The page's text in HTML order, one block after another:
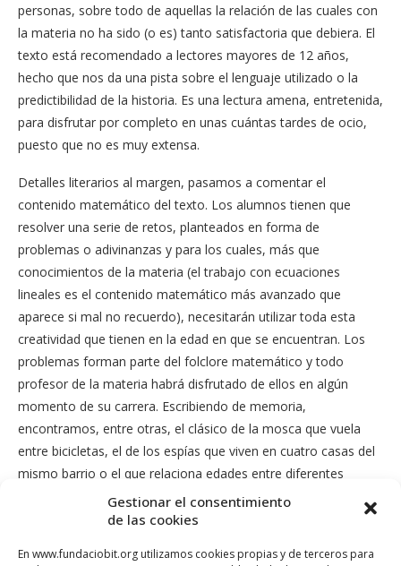
Gestionar el consentimiento
de las cookies
En www.fundaciobit.org utilizamos cookies propias y de terceros para
personas, sobre todo de aquellas la relación de las cuales con
la materia no ha sido (o es) tanto satisfactoria que debiera. El
texto está recomendado a lectores mayores de 12 años,
hecho que nos da una pista sobre el lenguaje utilizado o la
predictibilidad de la historia. Es una lectura amena, entretenida,
para disfrutar por completo en unas cuántas tardes de ocio,
puesto que no es muy extensa.
Detalles literarios al margen, pasamos a comentar el
contenido matemático del texto. Los alumnos tienen que
resolver una serie de retos, planteados en forma de
problemas o adivinanzas y para los cuales, más que
conocimientos de la materia (el trabajo con ecuaciones
lineales es el contenido matemático más avanzado que
aparece si mal no recuerdo), necesitarán utilizar toda esta
creatividad que tienen en la edad en que se encuentran. Los
problemas forman parte del folclore matemático y todo
profesor de la materia habrá disfrutado de ellos en algún
momento de su carrera. Escribiendo de memoria,
encontramos, entre otras, el clásico de la mosca que vuela
entre bicicletas, el de los espías que viven en cuatro casas del
mismo barrio o el que relaciona edades entre diferentes
miembros de una familia.
figuran en el libro pueden extrapolarse a las actividades que